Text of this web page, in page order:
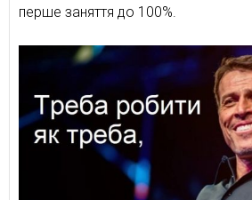
перше заняття до 100%.